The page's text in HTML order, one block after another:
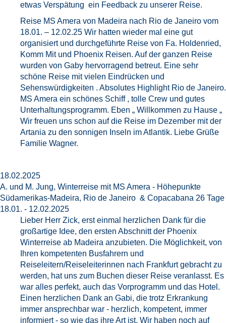
etwas Verspätung ein Feedback zu unserer Reise.
Reise MS Amera von Madeira nach Rio de Janeiro vom
18.01. – 12.02.25 Wir hatten wieder mal eine gut
organisiert und durchgeführte Reise von Fa. Holdenried,
Komm Mit und Phoenix Reisen. Auf der ganzen Reise
wurden von Gaby hervorragend betreut. Eine sehr
schöne Reise mit vielen Eindrücken und
Sehenswürdigkeiten . Absolutes Highlight Rio de Janeiro.
MS Amera ein schönes Schiff , tolle Crew und gutes
Unterhaltungsprogramm. Eben „ Willkommen zu Hause „
Wir freuen uns schon auf die Reise im Dezember mit der
Artania zu den sonnigen Inseln im Atlantik. Liebe Grüße
Familie Wagner.
18.02.2025
A. und M. Jung, Winterreise mit MS Amera - Höhepunkte
Südamerikas-Madeira, Rio de Janeiro & Copacabana 26 Tage
18.01. - 12.02.2025
Lieber Herr Zick, erst einmal herzlichen Dank für die
großartige Idee, den ersten Abschnitt der Phoenix
Winterreise ab Madeira anzubieten. Die Möglichkeit, von
Ihren kompetenten Busfahrern und
Reiseleitern/Reiseleiterinnen nach Frankfurt gebracht zu
werden, hat uns zum Buchen dieser Reise veranlasst. Es
war alles perfekt, auch das Vorprogramm und das Hotel.
Einen herzlichen Dank an Gabi, die trotz Erkrankung
immer ansprechbar war - herzlich, kompetent, immer
informiert - so wie das ihre Art ist. Wir haben noch auf